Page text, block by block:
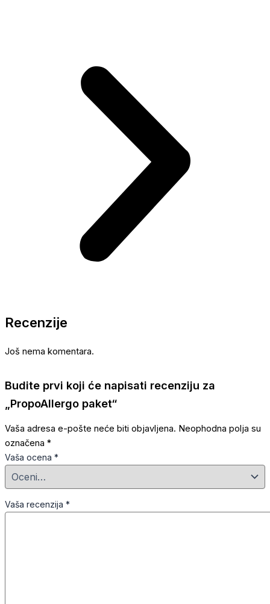
Recenzije
Još nema komentara.
Budite prvi koji će napisati recenziju za
„PropoAllergo paket“
Vaša adresa e-pošte neće biti objavljena. Neophodna polja su
označena *
Vaša ocena *
Vaša recenzija *